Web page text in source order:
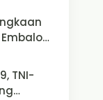
Aman
TNI-